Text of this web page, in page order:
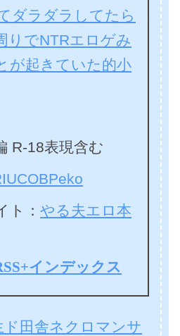
ダラダラしてたら
りでNTRエロゲみ
が起きていた的小
R-18表現含む
ト： やる夫エロ本
インデックス
ド田舎ネクロマンサ